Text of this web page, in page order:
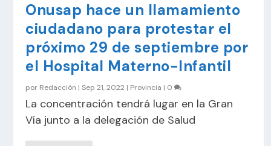
Onusap hace un llamamiento
ciudadano para protestar el
próximo 29 de septiembre por
el Hospital Materno-Infantil
por Redacción |Sep 21, 2022 | Provincia | 0
La concentración tendrá lugar en la Gran
Vía junto a la delegación de Salud